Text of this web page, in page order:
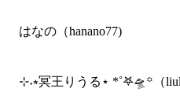
はなの（hanano77)
⊹˖⭒冥王りうる⋆ *˚𖤐🛸꙳（